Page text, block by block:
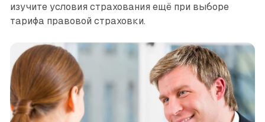
изучите условия страхования ещё при выборе
тарифа правовой страховки.